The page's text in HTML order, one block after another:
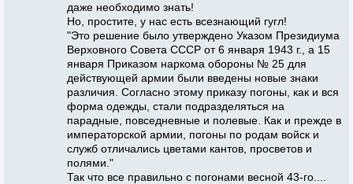
даже необходимо знать!
Но, простите, у нас есть всезнающий гугл!
"Это решение было утверждено Указом Президиума
Верховного Совета СССР от 6 января 1943 г., а 15
января Приказом наркома обороны № 25 для
действующей армии были введены новые знаки
различия. Согласно этому приказу погоны, как и вся
форма одежды, стали подразделяться на
парадные, повседневные и полевые. Как и прежде в
императорской армии, погоны по родам войск и
служб отличались цветами кантов, просветов и
полями."
Так что все правильно с погонами весной 43-го....